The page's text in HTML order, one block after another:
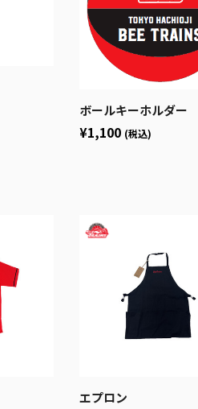
ボールキーホルダー
¥1,100 (税込)
エプロン